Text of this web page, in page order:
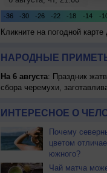
Кликните на погодной
НАРОДНЫЕ
На 6 августа: Праздник
сбора черемухи,
ИНТЕРЕСНОЕ О
Почему
цветом
южного?
Чай матча